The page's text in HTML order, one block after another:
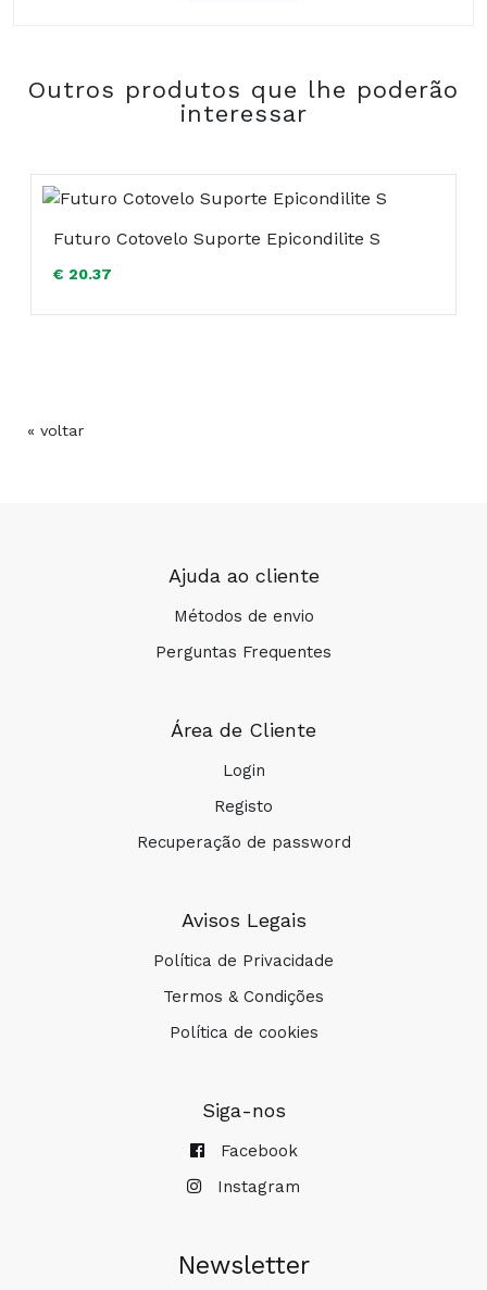
Laureth-2, Sodium Chloride, Citric Acid, Avena
Sativa Kernel Extract, Ceramide 3, Panthenol,
Xantham Gum, Sodium Hydroxide,
Phenoxyethanol, Potassium Sorbate, Sodium
Composição:
Outros produtos que lhe poderão
interessar
Futuro Cotovelo Suporte Epicondilite S
€ 20.37
« voltar
Ajuda ao cliente
Métodos de envio
Perguntas Frequentes
Área de Cliente
Login
Registo
Recuperação de password
Avisos Legais
Política de Privacidade
Termos & Condições
Política de cookies
Siga-nos
Facebook
Instagram
Newsletter